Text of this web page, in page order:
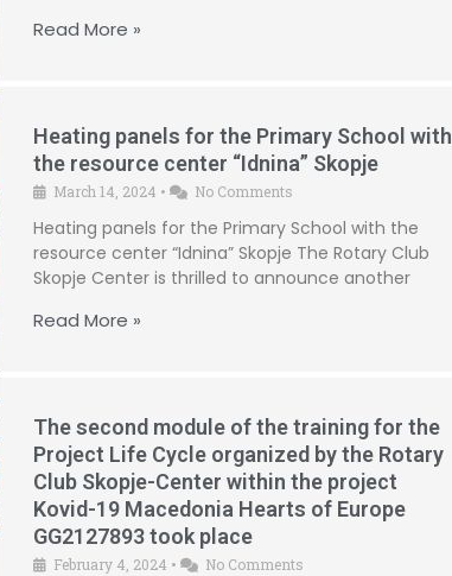
Read More »
Heating panels for the Primary School with
the resource center “Idnina” Skopje
March 14, 2024 • No Comments
Heating panels for the Primary School with the
resource center “Idnina” Skopje The Rotary Club
Skopje Center is thrilled to announce another
Read More »
The second module of the training for the
Project Life Cycle organized by the Rotary
Club Skopje-Center within the project
Kovid-19 Macedonia Hearts of Europe
GG2127893 took place
February 4, 2024 • No Comments